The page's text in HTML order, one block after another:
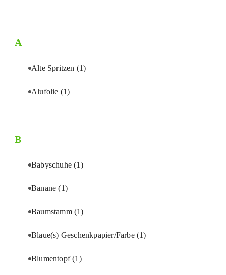
A
Alte Spritzen (1)
Alufolie (1)
B
Babyschuhe(1)
Banane(1)
Baumstamm (1)
Blaue(s) Geschenkpapier/Farbe (1)
Blumentopf(1)